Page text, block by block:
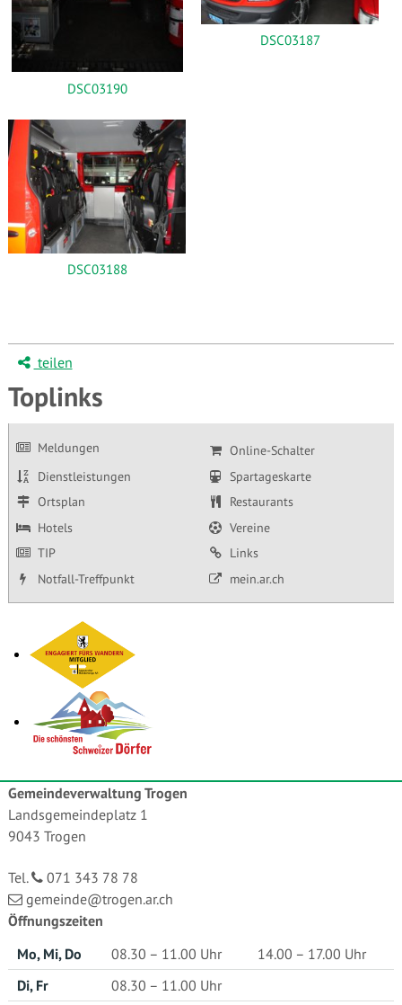
DSC03190
DSC03187
DSC03188
teilen
Toplinks
Meldungen
Online-Schalter
Dienstleistungen
Spartageskarte
Ortsplan
Restaurants
Hotels
Vereine
TIP
Links
Notfall-Treffpunkt
mein.ar.ch
Gemeindeverwaltung Trogen
Landsgemeindeplatz 1
9043 Trogen
Tel.
071 343 78 78
gemeinde@trogen.ar.ch
Öffnungszeiten
Mo, Mi, Do
08.30 – 11.00 Uhr
14.00 – 17.00 Uhr
Di, Fr
08.30 – 11.00 Uhr